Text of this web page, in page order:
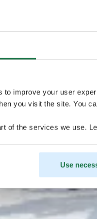
to improve your user
you visit the site. You
of the services we use.
Use